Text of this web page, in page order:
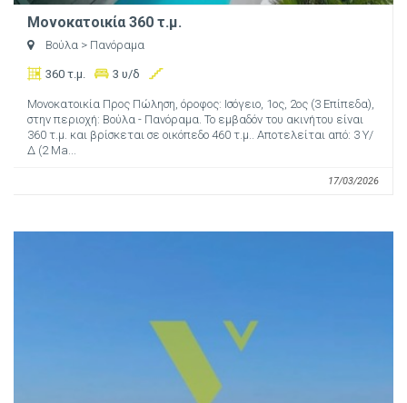
Μονοκατοικία 360 τ.μ.
Βούλα > Πανόραμα
360 τ.μ. 3 υ/δ
Μονοκατοικία Προς Πώληση, όροφος: Ισόγειο, 1ος, 2ος (3 Επίπεδα),
στην περιοχή: Βούλα - Πανόραμα. Το εμβαδόν του ακινήτου είναι
360 τ.μ. και βρίσκεται σε οικόπεδο 460 τ.μ.. Αποτελείται από: 3 Υ/
Δ (2 Ma...
17/03/2026